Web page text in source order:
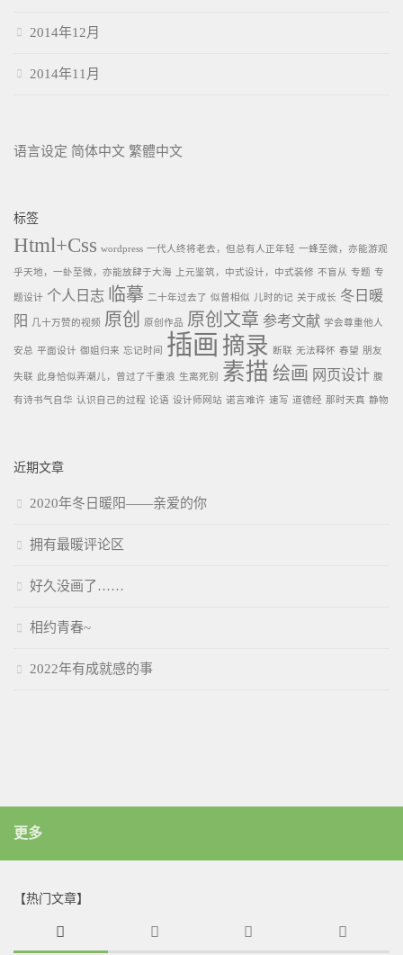
2014年12月
2014年11月
语言设定 简体中文 繁體中文
标签
Html+Css wordpress 一代人终将老去，但总有人正年轻 一蜂至微，亦能游观
乎天地，一虲至微，亦能放肆于大海 上元鉴筑，中式设计，中式装修 不盲从 专题 专
题设计 个人日志 临摹 二十年过去了 似曾相似 儿时的记 关于成长 冬日暖
阳
几十万赞的视频 原创 原创作品 原创文章 参考文献 学会尊重他人
安总 平面设计 御姐归来 忘记时间 插画 摘录 断联 无法释怀 春望 朋友
失联 此身恰似弄潮儿，曾过了千重浪 生离死别 素描 绘画 网页设计 腹
有诗书气自华 认识自己的过程 论语 设计师网站 诺言难许 速写 道德经 那时天真 静物
近期文章
2020年冬日暖阳——亲爱的你
拥有最暖评论区
好久没画了……
相约青春~
2022年有成就感的事
更多
【热门文章】